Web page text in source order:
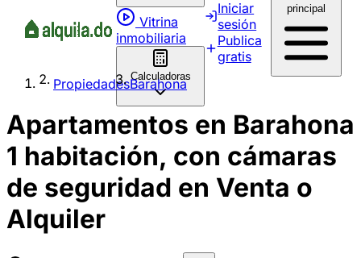
Vitrina
inmobiliaria
Calculadoras
Iniciar
sesión
Publica
gratis
principal
PropiedadesBarahona
Apartamentos en Barahona
1 habitación, con cámaras
de seguridad en Venta o
Alquiler